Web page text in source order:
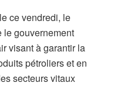
ce vendredi, le
le gouvernement
visant à garantir la
pétroliers et en
secteurs vitaux